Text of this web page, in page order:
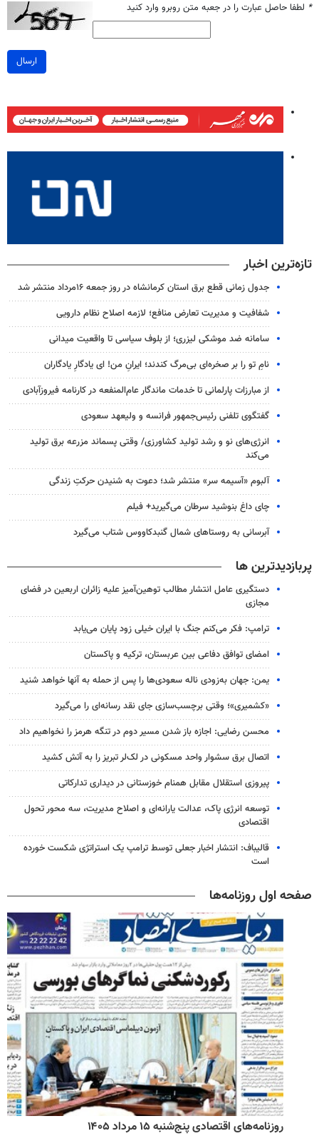
* لطفا حاصل عبارت را در جعبه متن روبرو وارد کنید
ارسال
تازه‌ترین اخبار
جدول زمانی قطع برق استان کرمانشاه در روز جمعه ۱۶مرداد منتشر شد
شفافیت و مدیریت تعارض منافع؛ لازمه اصلاح نظام دارویی
سامانه ضد موشکی لیزری؛ از بلوف سیاسی تا واقعیت میدانی
نامِ تو را بر صخره‌ای بی‌مرگ کندند؛ ایرانِ من! ای یادگارِ یادگاران
از مبارزات پارلمانی تا خدمات ماندگار عام‌المنفعه در کارنامه فیروزآبادی
گفتگوی تلفنی رئیس‌جمهور فرانسه و ولیعهد سعودی
انرژی‌های نو و رشد تولید کشاورزی/ وقتی پسماند مزرعه‌ برق تولید
می‌کند
آلبوم «آسیمه سر» منتشر شد؛ دعوت به شنیدن حرکتِ زندگی
چای داغ بنوشید سرطان می‌گیرید+ فیلم
آبرسانی به روستاهای شمال گنبدکاووس شتاب می‌گیرد
پربازدیدترین ها
دستگیری عامل انتشار مطالب توهین‌آمیز علیه زائران اربعین در فضای
مجازی
ترامپ: فکر می‌کنم جنگ با ایران خیلی زود پایان می‌یابد
امضای توافق دفاعی بین عربستان، ترکیه و پاکستان
یمن: جهان به‌زودی ناله سعودی‌ها را پس از حمله به آنها خواهد شنید
«کشمیری»؛ وقتی برچسب‌سازی جای نقد رسانه‌ای را می‌گیرد
محسن رضایی: اجازه باز شدن مسیر دوم در تنگه هرمز را نخواهیم داد
اتصال برق سشوار واحد مسکونی در لک‌لر تبریز را به آتش کشید
پیروزی استقلال مقابل همنام خوزستانی در دیداری تدارکاتی
توسعه انرژی پاک، عدالت یارانه‌ای و اصلاح مدیریت، سه محور تحول
اقتصادی
قالیباف: انتشار اخبار جعلی توسط ترامپ یک استراتژی شکست خورده
است
صفحه اول روزنامه‌ها
روزنامه‌های اقتصادی پنج‌شنبه ۱۵ مرداد ۱۴۰۵